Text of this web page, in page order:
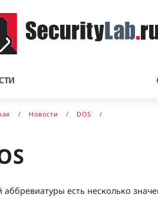
Новости DOS
аббревиатуры есть несколько